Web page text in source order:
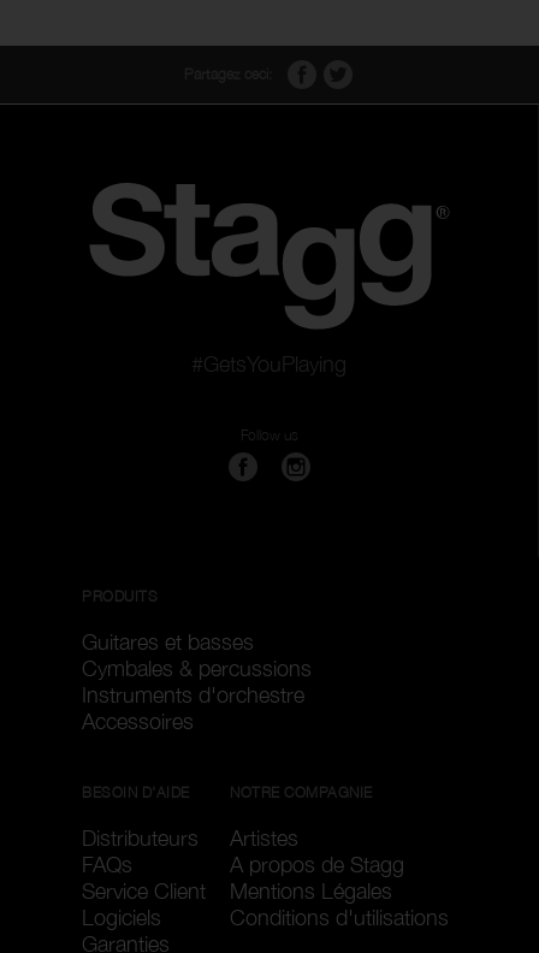
#GetsYouPlaying
Follow us
PRODUITS
Guitares et basses
Cymbales & percussions
Instruments d'orchestre
Accessoires
BESOIN D'AIDE
Distributeurs
FAQs
Service Client
Logiciels
Garanties
NOTRE COMPAGNIE
Artistes
A propos de Stagg
Mentions Légales
Conditions d'utilisations